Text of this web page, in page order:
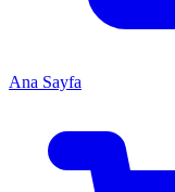
Ana Sayfa